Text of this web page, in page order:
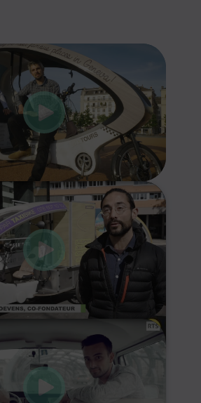
um Marketing-Cookies zu
und diesen Inhalt zu
aktivieren
um Marketing-Cookies zu